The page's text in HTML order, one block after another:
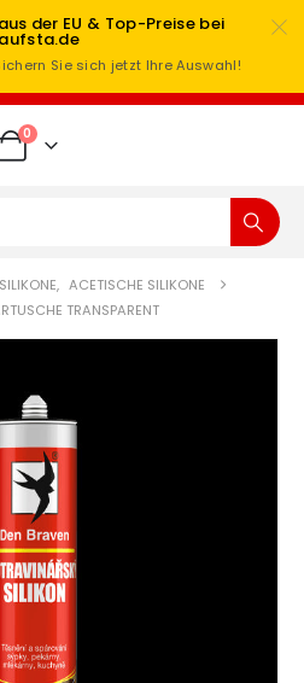
der EU & Top-Preise bei
Sie sich jetzt Ihre Auswahl!
0
SILIKONE, ACETISCHE SILIKONE
TRANSPARENT